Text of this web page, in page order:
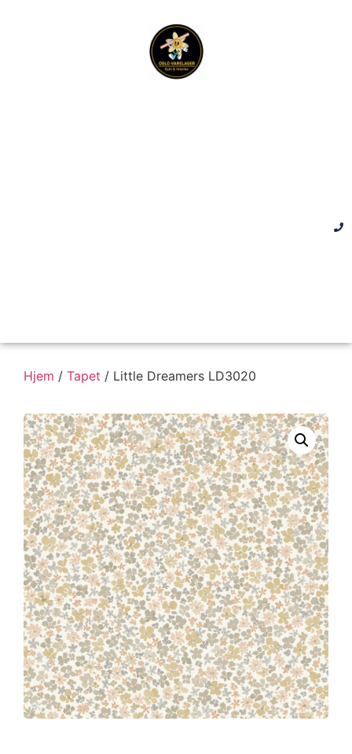
Hjem / Tapet / Little Dreamers LD3020